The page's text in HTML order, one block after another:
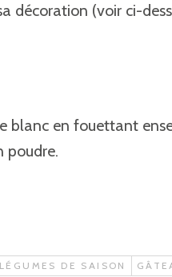
décoration (voir ci-
blanc en fouettant
poudre.
DE SAISON